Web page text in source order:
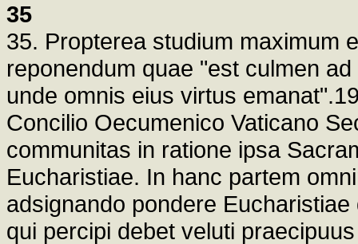
35
35. Propterea studium maximum
reponendum quae "est culmen
unde omnis eius virtus
Concilio Oecumenico Vaticano
communitas in ratione ipsa
Eucharistiae. In hanc partem
adsignando pondere
qui percipi debet veluti